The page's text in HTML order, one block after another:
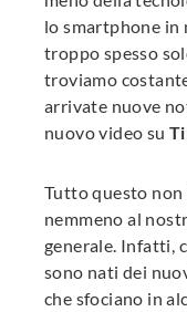
lo smartphone in
troppo spesso
troviamo
arrivate nuove
nuovo video su
Tutto questo non
nemmeno al
generale. Infatti,
sono nati dei
che sfociano in